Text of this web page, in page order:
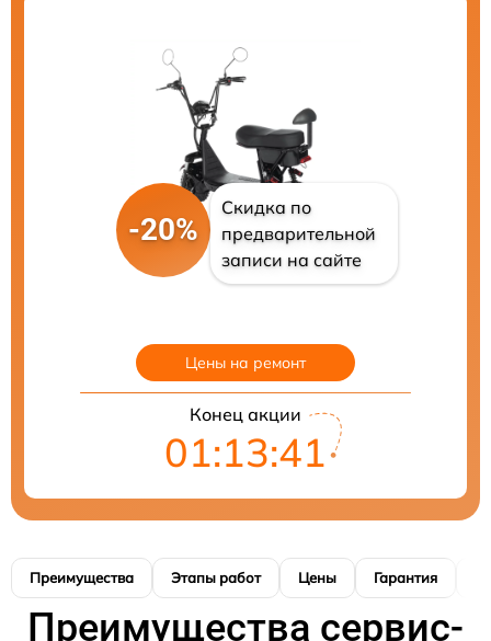
-20%
Скидка по
предварительной
записи на сайте
Цены на ремонт
Конец акции
01:13:40
Преимущества Этапы работ Цены Гарантия
Преимущества сервис-